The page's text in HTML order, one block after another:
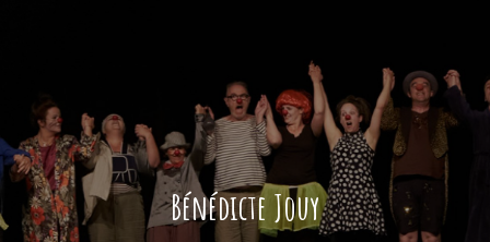
Bénédicte Jouy